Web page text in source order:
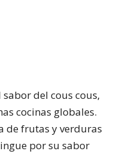
del cous cous,
cocinas globales.
de frutas y verduras
por su sabor